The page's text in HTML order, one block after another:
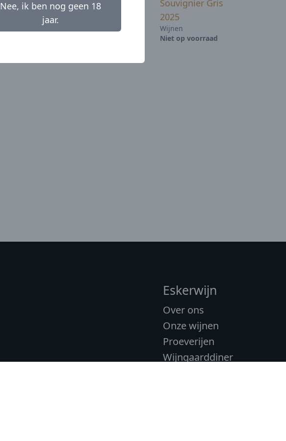
Noir 2025
Wijnen
Niet op voorraad
Souvignier Gris
2025
Wijnen
Niet op voorraad
Eskerwijn
Over ons
Onze wijnen
Proeverijen
Wijngaarddiner
Nee, ik ben nog geen 18
jaar.